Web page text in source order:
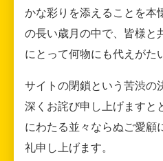
かな彩りを添えることを本
の長い歳月の中で、皆様と
にとって何物にも代えがた
サイトの閉鎖という苦渋の
深くお詫び申し上げますと
にわたる並々ならぬご愛顧
礼申し上げます。